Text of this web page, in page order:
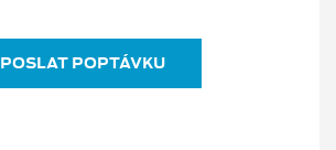
POSLAT POPTÁVKU